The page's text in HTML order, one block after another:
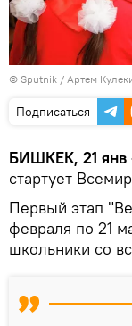
© Sputnik / Артем
Подписаться
БИШКЕК, 21 янв
стартует
Первый этап
февраля по 21
школьники со